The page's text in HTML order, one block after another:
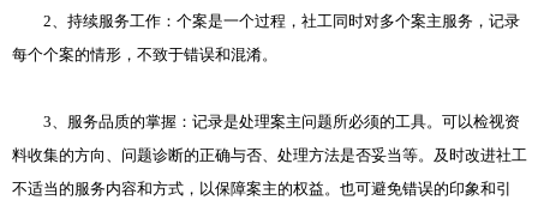
2、持续服务工作：个案是一个过程，社工同时对多个案主服务，记录
每个个案的情形，不致于错误和混淆。
3、服务品质的掌握：记录是处理案主问题所必须的工具。可以检视资
料收集的方向、问题诊断的正确与否、处理方法是否妥当等。及时改进社工
不适当的服务内容和方式，以保障案主的权益。也可避免错误的印象和引